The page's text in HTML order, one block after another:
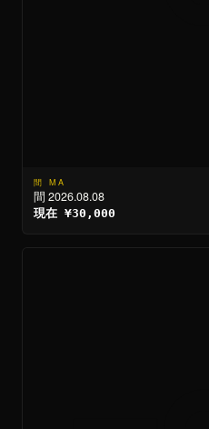
間 MA
間 2026.08.08
現在 ¥30,000